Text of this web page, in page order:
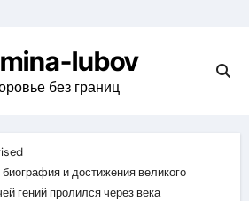
lubov
без границ
и достижения великого
гений пролился через века